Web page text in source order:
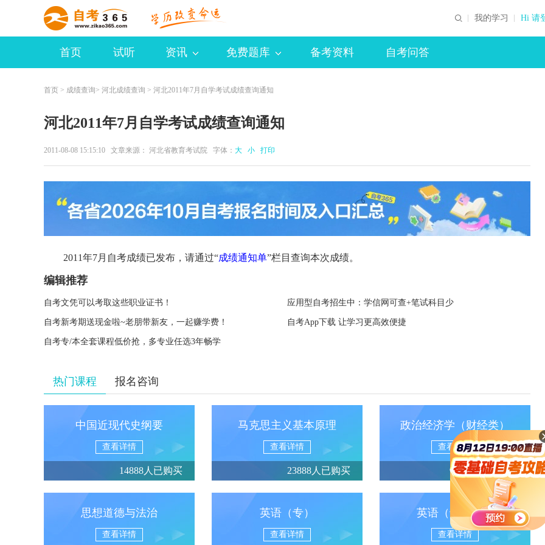
我的学习 Hi 请
首页 试听 资讯 免费题库 备考资料 自考问答
首页 > 成绩查询> 河北成绩查询 > 河北2011年7月自学考试成绩查询通知
河北2011年7月自学考试成绩查询通知
2011-08-08 15:15:10 文章来源： 河北省教育考试院 字体： 大 小 打印
2011年7月自考成绩已发布，请通过“成绩通知单”栏目查询本次成绩。
编辑推荐
自考文凭可以考取这些职业证书！ 应用型自考招生中：学信网可查+笔试科目少
自考新考期送现金啦~老朋带新友，一起赚学费！ 自考App下载 让学习更高效便捷
自考专/本全套课程低价抢，多专业任选3年畅学
热门课程 报名咨询
中国近现代史纲要
查看详情
14888人已购买
马克思主义基本原理
查看详情
23888人已购买
政治经济学（财经类）
查看详情
13950人已购买
思想道德与法治
查看详情
英语（专）
查看详情
英语（专升本）
查看详情